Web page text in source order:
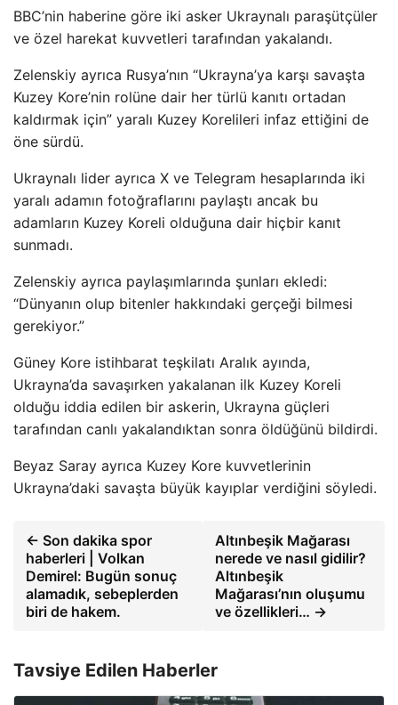
BBC’nin haberine göre iki asker Ukraynalı paraşütçüler
ve özel harekat kuvvetleri tarafından yakalandı.
Zelenskiy ayrıca Rusya’nın “Ukrayna’ya karşı savaşta
Kuzey Kore’nin rolüne dair her türlü kanıtı ortadan
kaldırmak için” yaralı Kuzey Korelileri infaz ettiğini de
öne sürdü.
Ukraynalı lider ayrıca X ve Telegram hesaplarında iki
yaralı adamın fotoğraflarını paylaştı ancak bu
adamların Kuzey Koreli olduğuna dair hiçbir kanıt
sunmadı.
Zelenskiy ayrıca paylaşımlarında şunları ekledi:
“Dünyanın olup bitenler hakkındaki gerçeği bilmesi
gerekiyor.”
Güney Kore istihbarat teşkilatı Aralık ayında,
Ukrayna’da savaşırken yakalanan ilk Kuzey Koreli
olduğu iddia edilen bir askerin, Ukrayna güçleri
tarafından canlı yakalandıktan sonra öldüğünü bildirdi.
Beyaz Saray ayrıca Kuzey Kore kuvvetlerinin
Ukrayna’daki savaşta büyük kayıplar verdiğini söyledi.
← Son dakika spor
haberleri | Volkan
Demirel: Bugün sonuç
alamadık, sebeplerden
biri de hakem.
Altınbeşik Mağarası
nerede ve nasıl gidilir?
Altınbeşik
Mağarası’nın oluşumu
ve özellikleri… →
Tavsiye Edilen Haberler